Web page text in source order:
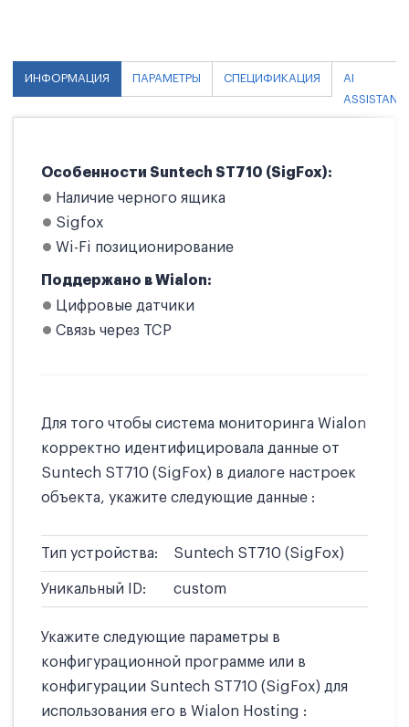
ИНФОРМАЦИЯ ПАРАМЕТРЫ СПЕЦИФИКАЦИЯ
AI
ASSISTANT
Особенности Suntech ST710 (SigFox):
Наличие черного ящика
Sigfox
Wi-Fi позиционирование
Поддержано в Wialon:
Цифровые датчики
Связь через TCP
Для того чтобы система мониторинга Wialon
корректно идентифицировала данные от
Suntech ST710 (SigFox) в диалоге настроек
объекта, укажите следующие данные :
Тип устройства: Suntech ST710 (SigFox)
Уникальный ID: custom
Укажите следующие параметры в
конфигурационной программе или в
конфигурации Suntech ST710 (SigFox) для
использования его в Wialon Hosting :